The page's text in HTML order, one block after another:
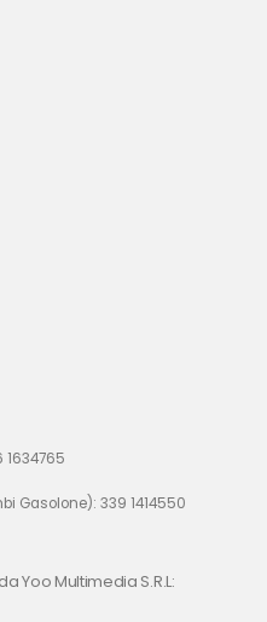
Gasolone): 339 1414550
Yoo Multimedia S.R.L: